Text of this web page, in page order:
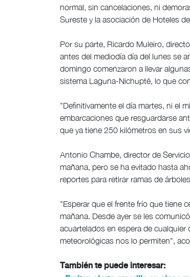
normal, sin cancelaciones, ni
Sureste y la asociación de Hoteles
Por su parte, Ricardo Muleiro,
antes del mediodía día del lunes se
domingo comenzaron a llevar
sistema Laguna-Nichupté, lo que
"Definitivamente el día martes, ni el
embarcaciones que resguardarse
que ya tiene 250 kilómetros en sus
Antonio Chambe, director de
mañana, pero se ha evitado hasta
reportes para retirar ramas de
"Esperar que el frente frío que tiene
mañana. Desde ayer se les
acuartelados en espera de
meteorológicas nos lo permiten",
También te puede interesar: